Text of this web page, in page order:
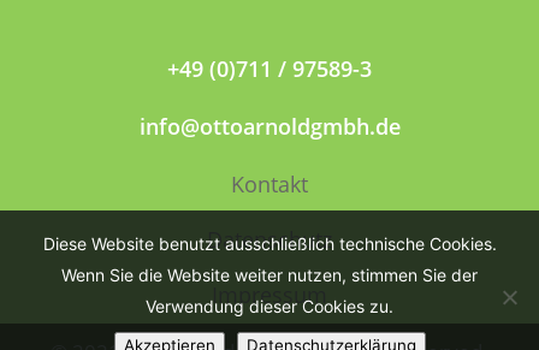
+49 (0)711 / 97589-3
info@ottoarnoldgmbh.de
Kontakt
Datenschutz
Impressum
Diese Website benutzt ausschließlich technische Cookies.
Wenn Sie die Website weiter nutzen, stimmen Sie der
Verwendung dieser Cookies zu.
Akzeptieren Datenschutzerklärung